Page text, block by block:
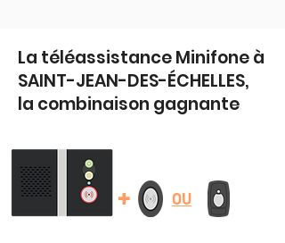
La téléassistance Minifone à
SAINT-JEAN-DES-ÉCHELLES,
la combinaison gagnante
+ OU